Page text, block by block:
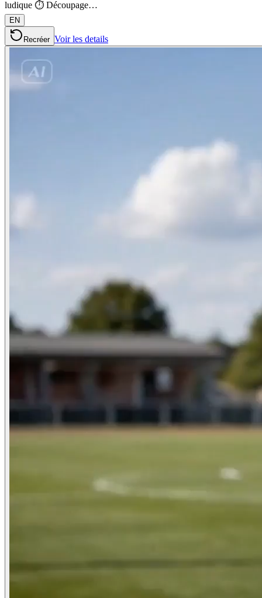
ludique ⏱️ Découpage…
EN
Recréer Voir les details